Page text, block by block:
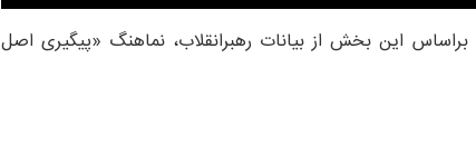
براساس این بخش از بیانات رهبرانقلاب، نماهنگ «پیگیری اصل